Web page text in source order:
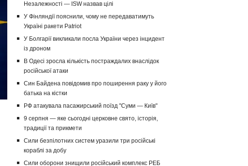
Незалежності — ISW назвав цілі
У Фінляндії пояснили, чому не передаватимуть
Україні ракети Patriot
У Болгарії викликали посла України через інцидент
із дроном
В Одесі зросла кількість постраждалих внаслідок
російської атаки
Син Байдена повідомив про поширення раку у його
батька на кістки
РФ атакувала пасажирський поїзд "Суми — Київ"
9 серпня — яке сьогодні церковне свято, історія,
традиції та прикмети
Сили безпілотних систем уразили три російські
кораблі за добу
Сили оборони знищили російський комплекс РЕБ